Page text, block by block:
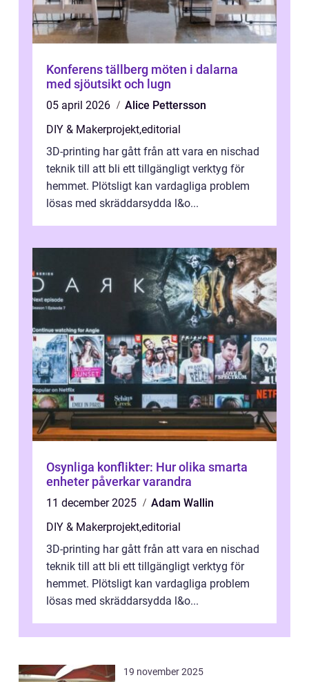
Konferens tällberg möten i dalarna
med sjöutsikt och lugn
05 april 2026
Alice Pettersson
DIY & Makerprojekt,editorial
3D-printing har gått från att vara en nischad
teknik till att bli ett tillgängligt verktyg för
hemmet. Plötsligt kan vardagliga problem
lösas med skräddarsydda l&o...
Osynliga konflikter: Hur olika smarta
enheter påverkar varandra
11 december 2025
Adam Wallin
DIY & Makerprojekt,editorial
3D-printing har gått från att vara en nischad
teknik till att bli ett tillgängligt verktyg för
hemmet. Plötsligt kan vardagliga problem
lösas med skräddarsydda l&o...
19 november 2025